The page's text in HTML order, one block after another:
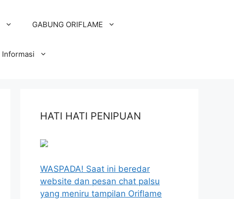
GABUNG ORIFLAME
Informasi
HATI HATI PENIPUAN
WASPADA! Saat ini beredar
website dan pesan chat palsu
yang meniru tampilan Oriflame